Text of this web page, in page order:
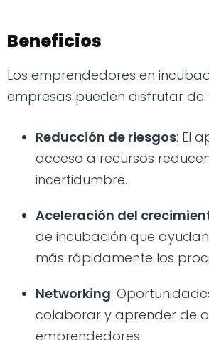
Beneficios
Los emprendedores en
empresas pueden disfrutar de:
Reducción de riesgos: El
acceso a recursos
incertidumbre.
Aceleración del
de incubación que
más rápidamente los
Networking:
colaborar y aprender de
emprendedores.